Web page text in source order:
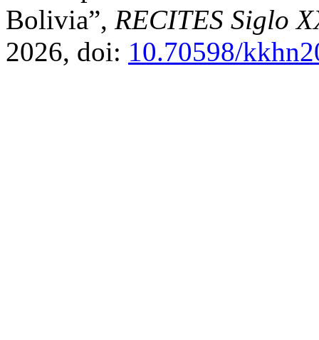
Bolivia”, RECITES Siglo
2026, doi: 10.70598/